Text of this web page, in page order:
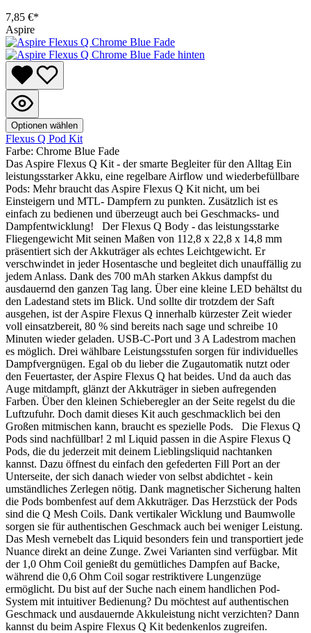
7,85 €*
Aspire
Optionen wählen
Flexus Q Pod Kit
Farbe: Chrome Blue Fade
Das Aspire Flexus Q Kit - der smarte Begleiter für den Alltag Ein
leistungsstarker Akku, eine regelbare Airflow und wiederbefüllbare
Pods: Mehr braucht das Aspire Flexus Q Kit nicht, um bei
Einsteigern und MTL- Dampfern zu punkten. Zusätzlich ist es
einfach zu bedienen und überzeugt auch bei Geschmacks- und
Dampfentwicklung! Der Flexus Q Body - das leistungsstarke
Fliegengewicht Mit seinen Maßen von 112,8 x 22,8 x 14,8 mm
präsentiert sich der Akkuträger als echtes Leichtgewicht. Er
verschwindet in jeder Hosentasche und begleitet dich unauffällig zu
jedem Anlass. Dank des 700 mAh starken Akkus dampfst du
ausdauernd den ganzen Tag lang. Über eine kleine LED behältst du
den Ladestand stets im Blick. Und sollte dir trotzdem der Saft
ausgehen, ist der Aspire Flexus Q innerhalb kürzester Zeit wieder
voll einsatzbereit, 80 % sind bereits nach sage und schreibe 10
Minuten wieder geladen. USB-C-Port und 3 A Ladestrom machen
es möglich. Drei wählbare Leistungsstufen sorgen für individuelles
Dampfvergnügen. Egal ob du lieber die Zugautomatik nutzt oder
den Feuertaster, der Aspire Flexus Q hat beides. Und da auch das
Auge mitdampft, glänzt der Akkuträger in sieben aufregenden
Farben. Über den kleinen Schieberegler an der Seite regelst du die
Luftzufuhr. Doch damit dieses Kit auch geschmacklich bei den
Großen mitmischen kann, braucht es spezielle Pods. Die Flexus Q
Pods sind nachfüllbar! 2 ml Liquid passen in die Aspire Flexus Q
Pods, die du jederzeit mit deinem Lieblingsliquid nachtanken
kannst. Dazu öffnest du einfach den gefederten Fill Port an der
Unterseite, der sich danach wieder von selbst abdichtet - kein
umständliches Zerlegen nötig. Dank magnetischer Sicherung halten
die Pods bombenfest auf dem Akkuträger. Das Herzstück der Pods
sind die Q Mesh Coils. Dank vertikaler Wicklung und Baumwolle
sorgen sie für authentischen Geschmack auch bei weniger Leistung.
Das Mesh vernebelt das Liquid besonders fein und transportiert jede
Nuance direkt an deine Zunge. Zwei Varianten sind verfügbar. Mit
der 1,0 Ohm Coil genießt du gemütliches Dampfen auf Backe,
während die 0,6 Ohm Coil sogar restriktivere Lungenzüge
ermöglicht. Du bist auf der Suche nach einem handlichen Pod-
System mit intuitiver Bedienung? Du möchtest auf authentischen
Geschmack und ausdauernde Akkuleistung nicht verzichten? Dann
kannst du beim Aspire Flexus Q Kit bedenkenlos zugreifen.